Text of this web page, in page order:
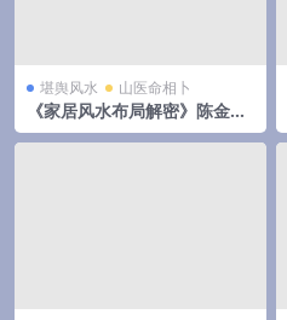
堪舆风水 山医命相卜
《家居风水布局解密》陈金成
著